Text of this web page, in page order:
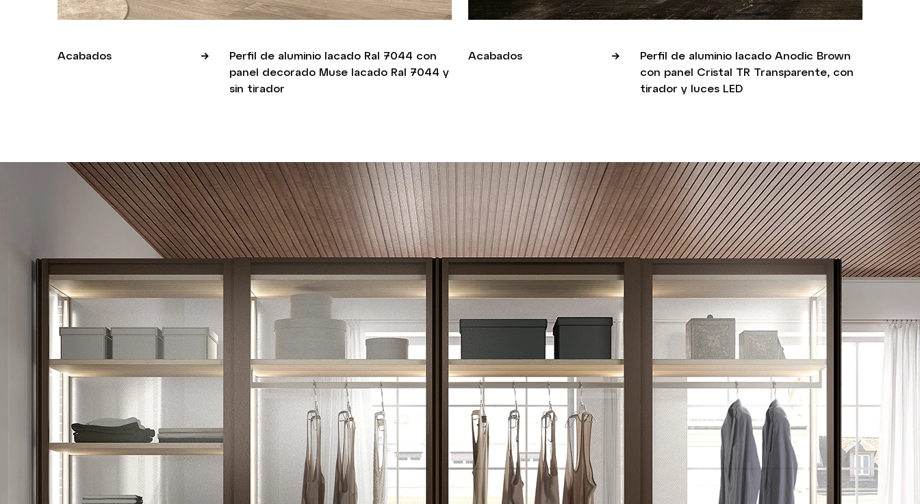
Acabados
Perfil de aluminio lacado Ral 7044 con
panel decorado Muse lacado Ral 7044 y
sin tirador
Acabados
Perfil de aluminio lacado Anodic Brown
con panel Cristal TR Transparente, con
tirador y luces LED